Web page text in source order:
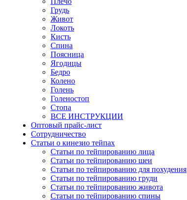
Грудь
Живот
Локоть
Кисть
Спина
Поясница
Ягодицы
Бедро
Колено
Голень
Голеностоп
Стопа
ВСЕ ИНСТРУКЦИИ
Оптовый прайс-лист
Сотрудничество
Статьи о кинезио тейпах
Статьи по тейпированию лица
Статьи по тейпированию шеи
Статьи по тейпированию для похудения
Статьи по тейпированию груди
Статьи по тейпированию живота
Статьи по тейпированию спины